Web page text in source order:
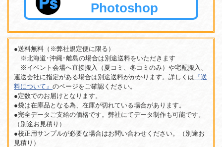
Photoshop
●送料無料（※弊社規定便に限る）
※北海道･沖縄･離島の場合は別途送料をいただきます
※イベント会場へ直接搬入（夏コミ、冬コミのみ）や宅配搬入、
運送会社に指定がある場合は別途送料がかかります。詳しくは 『送
料について』 のページをご確認ください。
●定数でのお届けとなります。
●袋は在庫品となる為、在庫が切れている場合があります。
●完全データご支給の価格です。弊社にてデータ制作も可能です。
（別途お見積り）
●校正用サンプルが必要な場合はお問い合わせください。（別途お
見積り）